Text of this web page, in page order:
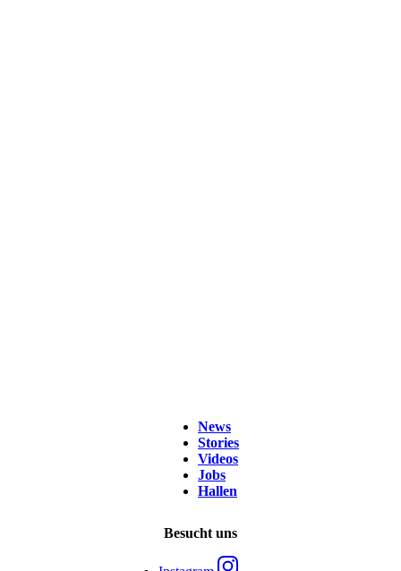
News
Stories
Videos
Jobs
Hallen
Besucht uns